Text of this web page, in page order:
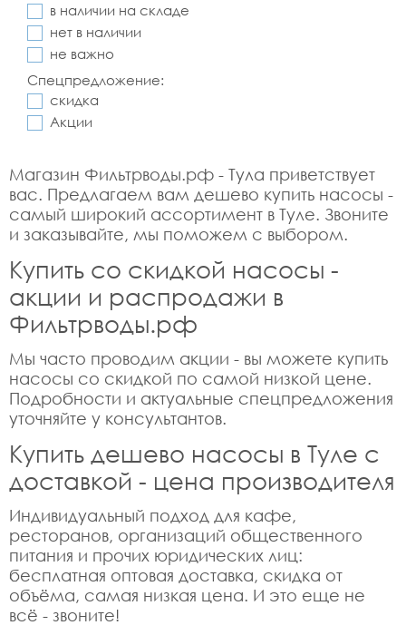
в наличии на складе
нет в наличии
не важно
Спецпредложение:
скидка
Акции
Магазин Фильтрводы.рф - Тула приветствует
вас. Предлагаем вам дешево купить насосы -
самый широкий ассортимент в Туле. Звоните
и заказывайте, мы поможем с выбором.
Купить со скидкой насосы -
акции и распродажи в
Фильтрводы.рф
Мы часто проводим акции - вы можете купить
насосы со скидкой по самой низкой цене.
Подробности и актуальные спецпредложения
уточняйте у консультантов.
Купить дешево насосы в Туле с
доставкой - цена производителя
Индивидуальный подход для кафе,
ресторанов, организаций общественного
питания и прочих юридических лиц:
бесплатная оптовая доставка, скидка от
объёма, самая низкая цена. И это еще не
всё - звоните!